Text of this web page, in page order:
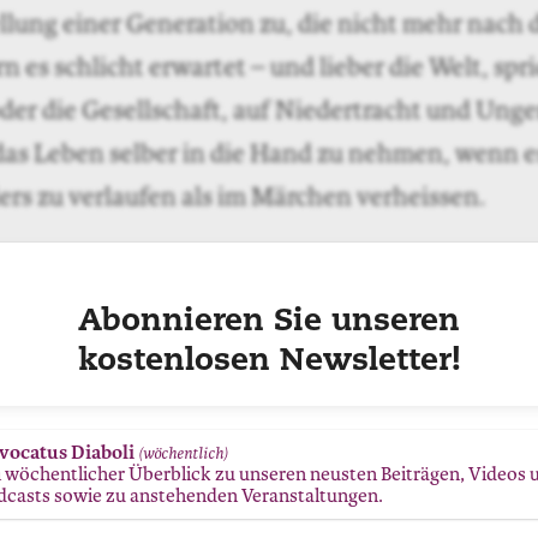
einer Generation zu, die nicht mehr nach
es schlicht erwartet – und lieber die Welt,
die Gesellschaft, auf Niedertracht und
Leben selber in die Hand zu nehmen, wenn
zu verlaufen als im Märchen verheissen.
anderswo drastischer gestalten,
gekränkt, nicht mehr wahr. Doch während
äusserst dicht – wenn auch zuweilen
Kokon aus Selbstmitleid und Fremdschuld
seinerseits nicht umhin, ihr Schicksal mit
Klug und unaufdringlich lässt die Autorin
eine zweite Figur auftreten, die vom
Abonnieren Sie unseren
kostenlosen Newsletter!
Diaboli (wöchentlich)
wöchentlicher Überblick zu unseren neusten Beiträgen, Videos
sowie zu anstehenden Veranstaltungen.